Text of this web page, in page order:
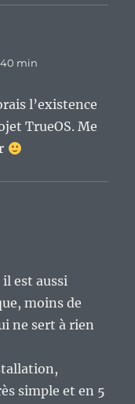
40 min
l’existence
TrueOS. Me
est aussi
moins de
ne sert à rien
simple et en 5